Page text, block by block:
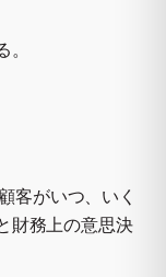
客がいつ、いく
財務上の意思決